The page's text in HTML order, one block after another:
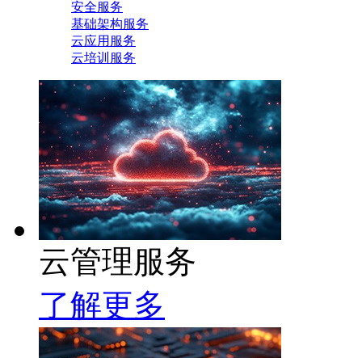
安全服务
基础架构服务
云应用服务
云培训服务
云管理服务
了解更多